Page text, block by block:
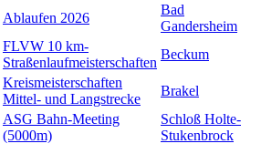
Ablaufen 2026
Bad
Gandersheim
FLVW 10 km-
Straßenlaufmeisterschaften
Beckum
Kreismeisterschaften
Mittel- und Langstrecke
Brakel
ASG Bahn-Meeting
(5000m)
Schloß Holte-
Stukenbrock